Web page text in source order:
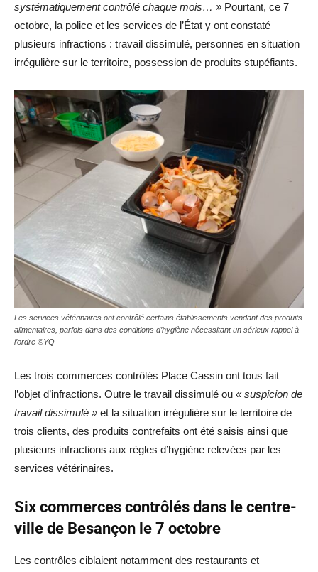
systématiquement contrôlé chaque mois… » Pourtant, ce 7
octobre, la police et les services de l’État y ont constaté
plusieurs infractions : travail dissimulé, personnes en situation
irrégulière sur le territoire, possession de produits stupéfiants.
Les services vétérinaires ont contrôlé certains établissements vendant des produits
alimentaires, parfois dans des conditions d’hygiène nécessitant un sérieux rappel à
l’ordre ©YQ
Les trois commerces contrôlés Place Cassin ont tous fait
l’objet d’infractions. Outre le travail dissimulé ou « suspicion de
travail dissimulé » et la situation irrégulière sur le territoire de
trois clients, des produits contrefaits ont été saisis ainsi que
plusieurs infractions aux règles d’hygiène relevées par les
services vétérinaires.
Six commerces contrôlés dans le centre-
ville de Besançon le 7 octobre
Les contrôles ciblaient notamment des restaurants et